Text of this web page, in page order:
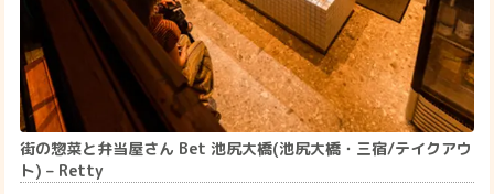
街の惣菜と弁当屋さん Bet 池尻大橋(池尻大橋・三宿/テイクアウ
ト) – Retty